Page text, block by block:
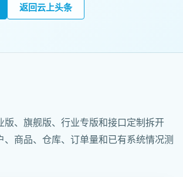
返回云上头条
版、旗舰版、行业专版和接口定制拆开
、商品、仓库、订单量和已有系统情况测